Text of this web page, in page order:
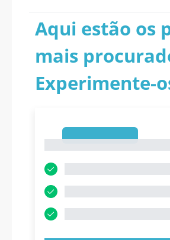
Aqui estão os
mais
Experimente-